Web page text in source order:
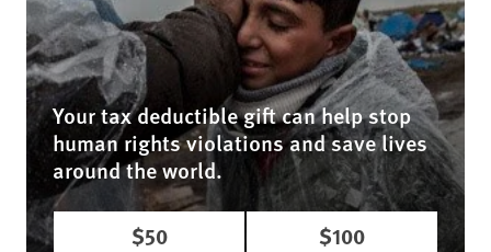
Your tax deductible gift can help stop
human rights violations and save lives
around the world.
$50
$100